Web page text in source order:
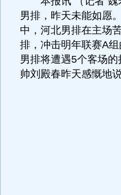
男排，昨天未能如愿
中，河北男排在主场
排，冲击明年联赛A
男排将遭遇5个客场
帅刘殿春昨天感慨地